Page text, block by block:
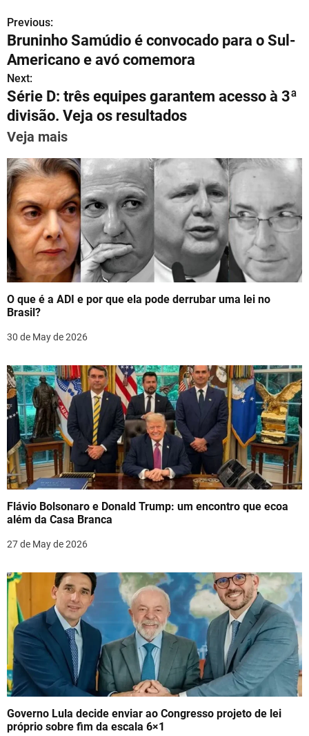
at
s
A
p
p
gr
a
m
e
b
o
o
l
e
st
k
e
n
e
P
o
s
t
n
a
v
i
g
a
t
i
o
n
Previous:
Bruninho Samúdio é convocado para o Sul-
Americano e avó comemora
Next:
Série D: três equipes garantem acesso à 3ª
divisão. Veja os resultados
Veja mais
O que é a ADI e por que ela pode derrubar uma lei no
Brasil?
30 de May de 2026
Flávio Bolsonaro e Donald Trump: um encontro que ecoa
além da Casa Branca
27 de May de 2026
Governo Lula decide enviar ao Congresso projeto de lei
próprio sobre fim da escala 6×1